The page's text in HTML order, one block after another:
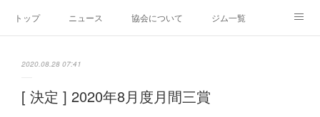
トップ ニュース 協会について ジム一覧
2020.08.28 07:41
[ 決定 ] 2020年8月度月間三賞